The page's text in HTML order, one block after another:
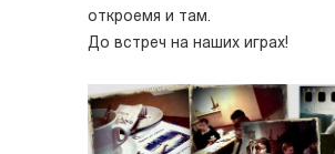
откроемя и там.
До встреч на наших играх!